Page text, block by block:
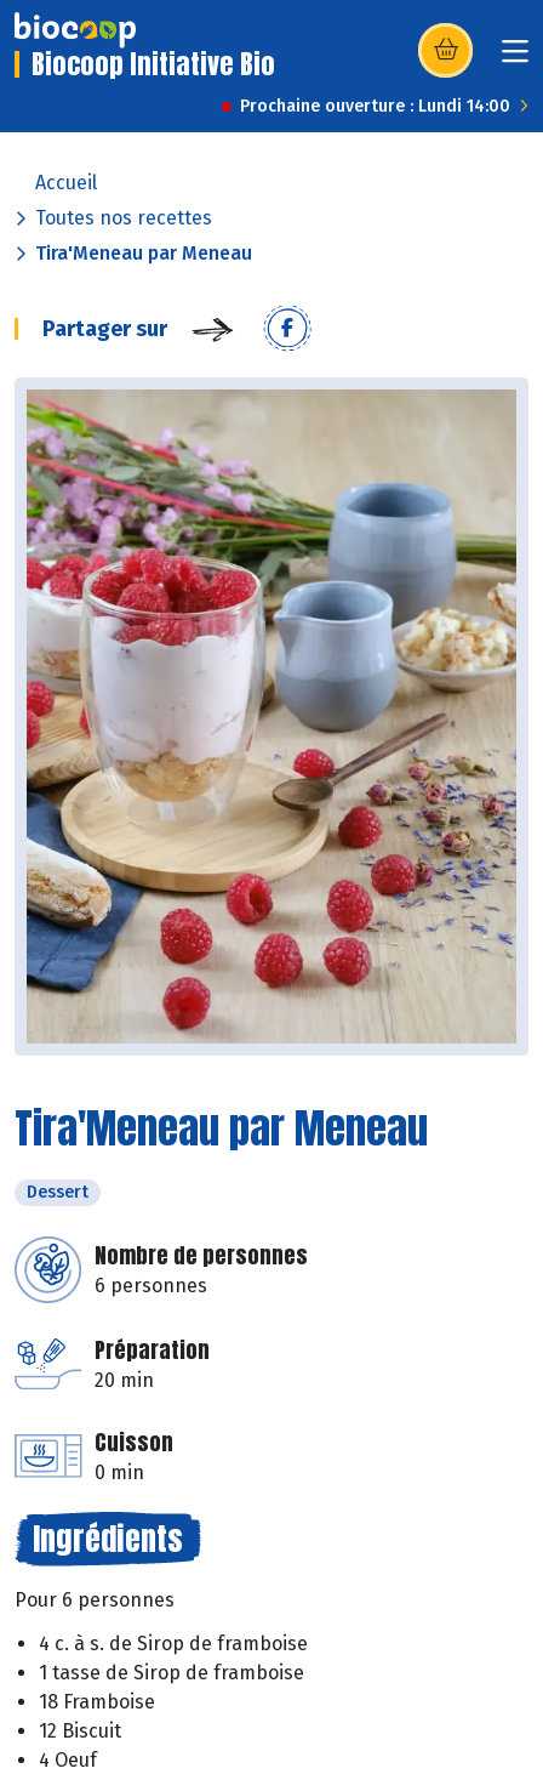
Biocoop Initiative Bio (s’ouvre dans
Prochaine ouverture : Lundi 14:00
Accueil
Toutes nos recettes
Tira'Meneau par Meneau
Partager sur
Tira'Meneau par Meneau
Dessert
Nombre de personnes
6 personnes
Préparation
20 min
Cuisson
0 min
Ingrédients
Pour 6 personnes
4 c. à s. de Sirop de framboise
1 tasse de Sirop de framboise
18 Framboise
12 Biscuit
4 Oeuf